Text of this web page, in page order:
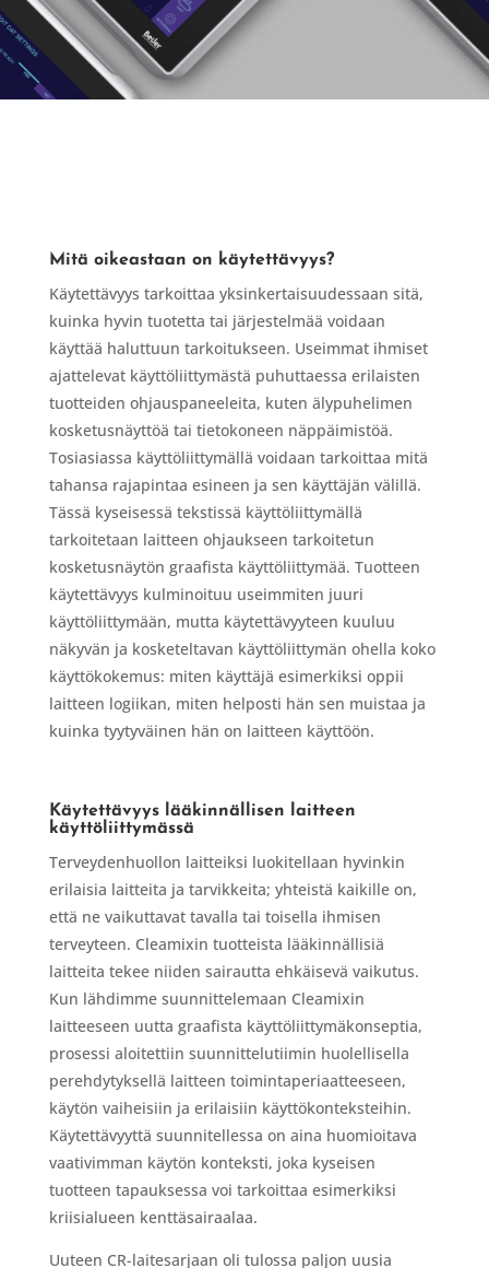
Mitä oikeastaan on käytettävyys?
Käytettävyys tarkoittaa yksinkertaisuudessaan sitä,
kuinka hyvin tuotetta tai järjestelmää voidaan
käyttää haluttuun tarkoitukseen. Useimmat ihmiset
ajattelevat käyttöliittymästä puhuttaessa erilaisten
tuotteiden ohjauspaneeleita, kuten älypuhelimen
kosketusnäyttöä tai tietokoneen näppäimistöä.
Tosiasiassa käyttöliittymällä voidaan tarkoittaa mitä
tahansa rajapintaa esineen ja sen käyttäjän välillä.
Tässä kyseisessä tekstissä käyttöliittymällä
tarkoitetaan laitteen ohjaukseen tarkoitetun
kosketusnäytön graafista käyttöliittymää. Tuotteen
käytettävyys kulminoituu useimmiten juuri
käyttöliittymään, mutta käytettävyyteen kuuluu
näkyvän ja kosketeltavan käyttöliittymän ohella koko
käyttökokemus: miten käyttäjä esimerkiksi oppii
laitteen logiikan, miten helposti hän sen muistaa ja
kuinka tyytyväinen hän on laitteen käyttöön.
Käytettävyys lääkinnällisen laitteen
käyttöliittymässä
Terveydenhuollon laitteiksi luokitellaan hyvinkin
erilaisia laitteita ja tarvikkeita; yhteistä kaikille on,
että ne vaikuttavat tavalla tai toisella ihmisen
terveyteen. Cleamixin tuotteista lääkinnällisiä
laitteita tekee niiden sairautta ehkäisevä vaikutus.
Kun lähdimme suunnittelemaan Cleamixin
laitteeseen uutta graafista käyttöliittymäkonseptia,
prosessi aloitettiin suunnittelutiimin huolellisella
perehdytyksellä laitteen toimintaperiaatteeseen,
käytön vaiheisiin ja erilaisiin käyttökonteksteihin.
Käytettävyyttä suunnitellessa on aina huomioitava
vaativimman käytön konteksti, joka kyseisen
tuotteen tapauksessa voi tarkoittaa esimerkiksi
kriisialueen kenttäsairaalaa.
Uuteen CR-laitesarjaan oli tulossa paljon uusia